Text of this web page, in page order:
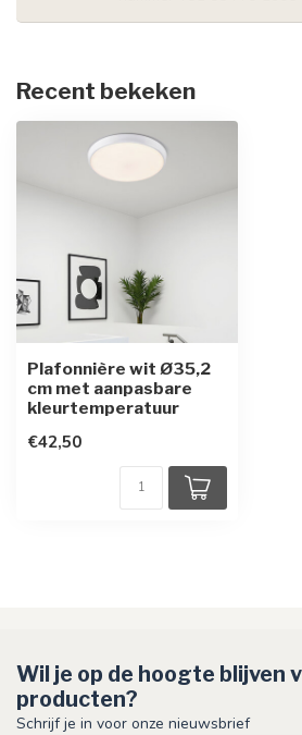
Recent bekeken
Plafonnière wit Ø35,2
cm met aanpasbare
kleurtemperatuur
€42,50
Wil je op de hoogte blijven
producten?
Schrijf je in voor onze nieuwsbrief